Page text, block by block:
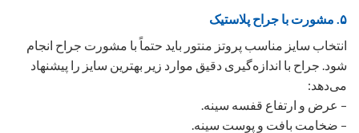
۵. مشورت با جراح پلاستیک
انتخاب سایز مناسب پروتز منتور باید حتماً با مشورت جراح انجام
شود. جراح با اندازه‌گیری دقیق موارد زیر بهترین سایز را پیشنهاد
می‌دهد:
– عرض و ارتفاع قفسه سینه.
– ضخامت بافت و پوست سینه.